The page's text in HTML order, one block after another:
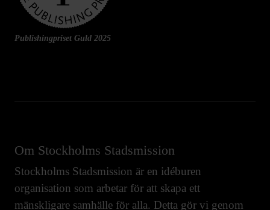
Publishingpriset Guld 2025
Om Stockholms Stadsmission
Stockholms Stadsmission är en idéburen
organisation som arbetar för att skapa ett
mänskligare samhälle för alla. Detta gör vi genom